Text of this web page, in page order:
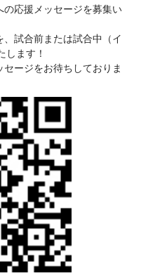
応援メッセージを募集い
試合前または試合中（イ
ます！
ージをお待ちしておりま